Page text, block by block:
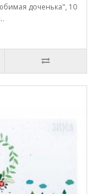
доченька", 10